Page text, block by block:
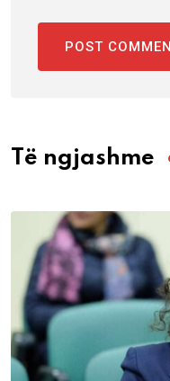
Të ngjashme